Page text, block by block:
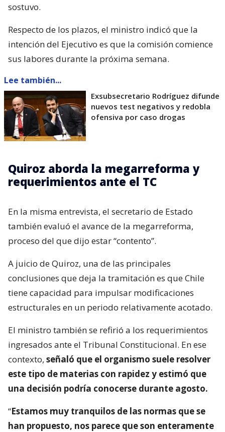
sostuvo.
Respecto de los plazos, el ministro indicó que la
intención del Ejecutivo es que la comisión comience
sus labores durante la próxima semana.
Lee también...
Exsubsecretario Rodríguez difunde
nuevos test negativos y redobla
ofensiva por caso drogas
Quiroz aborda la megarreforma y
requerimientos ante el TC
En la misma entrevista, el secretario de Estado
también evaluó el avance de la megarreforma,
proceso del que dijo estar “contento”.
A juicio de Quiroz, una de las principales
conclusiones que deja la tramitación es que Chile
tiene capacidad para impulsar modificaciones
estructurales en un periodo relativamente acotado.
El ministro también se refirió a los requerimientos
ingresados ante el Tribunal Constitucional. En ese
contexto, señaló que el organismo suele resolver
este tipo de materias con rapidez y estimó que
una decisión podría conocerse durante agosto.
“Estamos muy tranquilos de las normas que se
han propuesto, nos parece que son enteramente